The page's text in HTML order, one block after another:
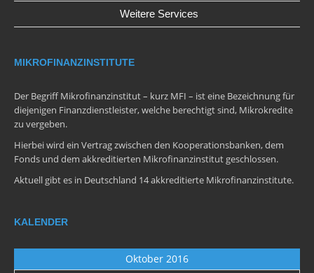
Weitere Services
MIKROFINANZINSTITUTE
Der Begriff Mikrofinanzinstitut – kurz MFI – ist eine Bezeichnung für
diejenigen Finanzdienstleister, welche berechtigt sind, Mikrokredite
zu vergeben.
Hierbei wird ein Vertrag zwischen den Kooperationsbanken, dem
Fonds und dem akkreditierten Mikrofinanzinstitut geschlossen.
Aktuell gibt es in Deutschland 14 akkreditierte Mikrofinanzinstitute.
KALENDER
Oktober 2016